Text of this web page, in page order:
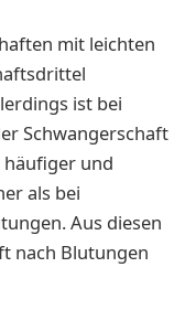
mit leichten
ist bei
Schwangerschaft
und
als bei
Aus diesen
nach Blutungen